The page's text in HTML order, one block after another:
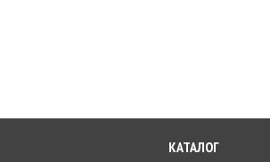
КАТАЛОГ